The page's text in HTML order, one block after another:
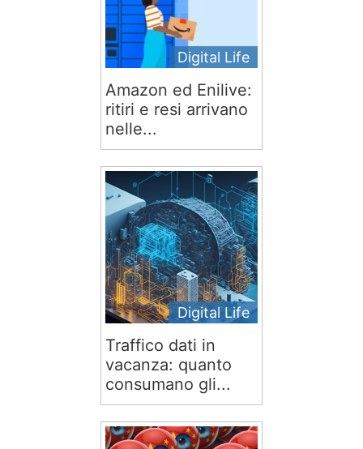
Digital Life
Amazon ed Enilive:
ritiri e resi arrivano
nelle...
Digital Life
Traffico dati in
vacanza: quanto
consumano gli...